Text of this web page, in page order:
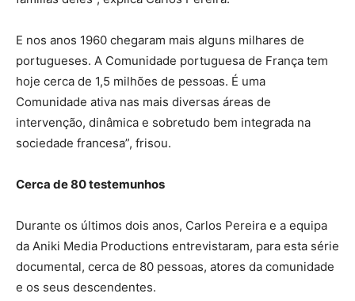
E nos anos 1960 chegaram mais alguns milhares de
portugueses. A Comunidade portuguesa de França tem
hoje cerca de 1,5 milhões de pessoas. É uma
Comunidade ativa nas mais diversas áreas de
intervenção, dinâmica e sobretudo bem integrada na
sociedade francesa”, frisou.
Cerca de 80 testemunhos
Durante os últimos dois anos, Carlos Pereira e a equipa
da Aniki Media Productions entrevistaram, para esta série
documental, cerca de 80 pessoas, atores da comunidade
e os seus descendentes.